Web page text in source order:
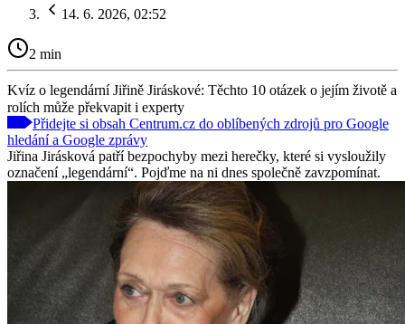
14. 6. 2026, 02:52
2 min
Kvíz o legendární Jiřině Jiráskové: Těchto 10 otázek o jejím životě a
rolích může překvapit i experty
Přidejte si obsah Centrum.cz do oblíbených zdrojů pro Google
hledání a Google zprávy
Jiřina Jirásková patří bezpochyby mezi herečky, které si vysloužily
označení „legendární“. Pojďme na ni dnes společně zavzpomínat.